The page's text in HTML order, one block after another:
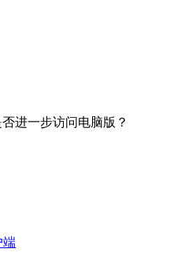
进一步访问电脑版？
端